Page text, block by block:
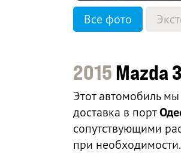
Все фото
2015Mazda 3
Этот автомобиль
доставка в порт
сопутствующими
при необходимости.